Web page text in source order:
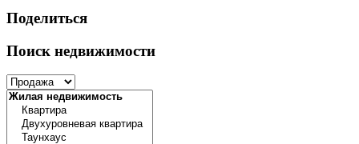
Поделиться
Поиск недвижимости